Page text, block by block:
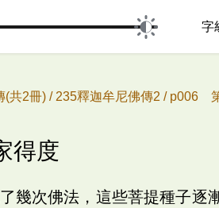
字
(共2冊) / 235釋迦牟尼佛傳2 / p006
得度
幾次佛法，這些菩提種子逐